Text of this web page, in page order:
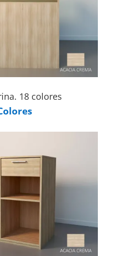
18 colores